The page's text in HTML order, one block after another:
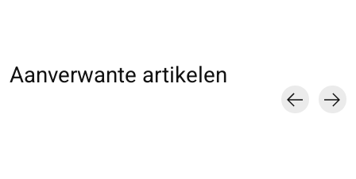
Aanverwante artikelen